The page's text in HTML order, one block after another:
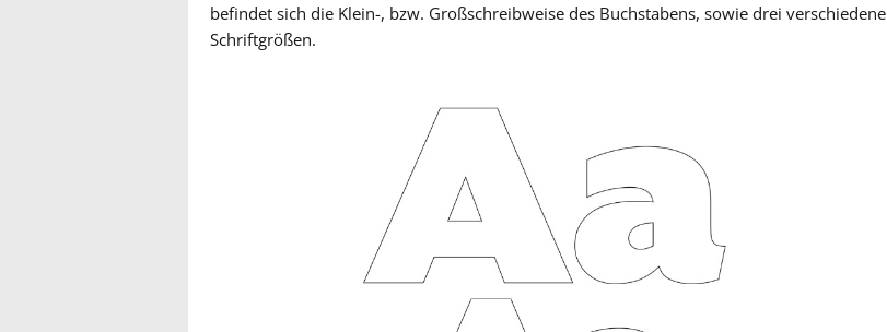
befindet sich die Klein-, bzw. Großschreibweise des Buchstabens, sowie drei verschiedene
Schriftgrößen.